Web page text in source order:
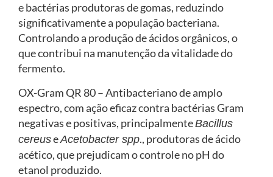
e bactérias produtoras de gomas, reduzindo
significativamente a população bacteriana.
Controlando a produção de ácidos orgânicos, o
que contribui na manutenção da vitalidade do
fermento.
OX-Gram QR 80 – Antibacteriano de amplo
espectro, com ação eficaz contra bactérias Gram
negativas e positivas, principalmenteBacillus
cereuseAcetobacter spp., produtoras de ácido
acético, que prejudicam o controle no pH do
etanol produzido.